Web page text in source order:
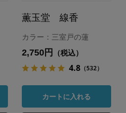
薫玉堂 線香
カラー：三室戸の蓮
2,750円 （税込）
4.8（532）
カートに入れる